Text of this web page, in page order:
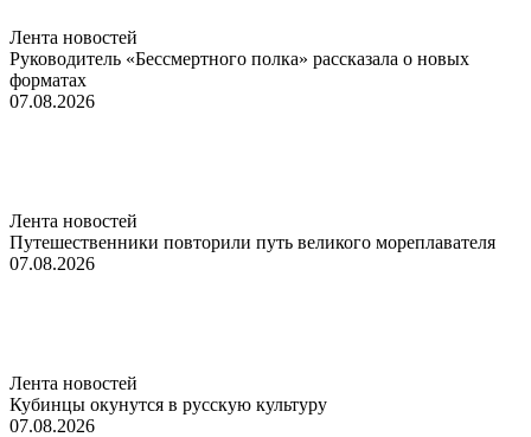
Лента новостей
Руководитель «Бессмертного полка» рассказала о новых
форматах
07.08.2026
Лента новостей
Путешественники повторили путь великого мореплавателя
07.08.2026
Лента новостей
Кубинцы окунутся в русскую культуру
07.08.2026